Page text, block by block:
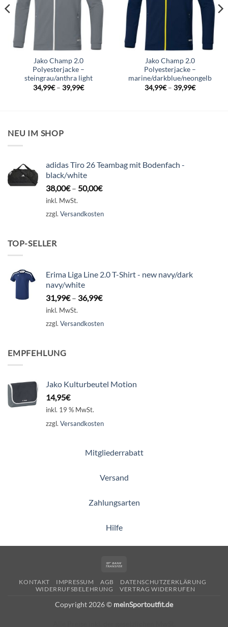
Jako Champ 2.0
Polyesterjacke –
steingrau/anthra light
34,99€– 39,99€
Jako Champ 2.0
Polyesterjacke –
marine/darkblue/neongelb
34,99€– 39,99€
NEU IM SHOP
adidas Tiro 26 Teambag mit Bodenfach -
black/white
38,00€– 50,00€
inkl. MwSt.
zzgl. Versandkosten
TOP-SELLER
Erima Liga Line 2.0 T-Shirt - new navy/dark
navy/white
31,99€– 36,99€
inkl. MwSt.
zzgl. Versandkosten
EMPFEHLUNG
Jako Kulturbeutel Motion
14,95€
inkl. 19 % MwSt.
zzgl. Versandkosten
Mitgliederrabatt
Versand
Zahlungsarten
Hilfe
KONTAKT IMPRESSUM AGB
DATENSCHUTZERKLÄRUNG
WIDERRUFSBELEHRUNG
VERTRAG WIDERRUFEN
Copyright 2026 © meinSportoutfit.de